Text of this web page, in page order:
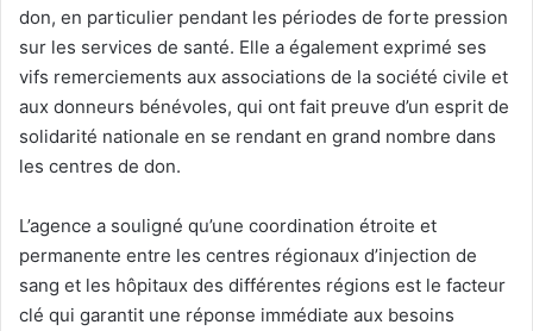
don, en particulier pendant les périodes de forte pression
sur les services de santé. Elle a également exprimé ses
vifs remerciements aux associations de la société civile et
aux donneurs bénévoles, qui ont fait preuve d’un esprit de
solidarité nationale en se rendant en grand nombre dans
les centres de don.
L’agence a souligné qu’une coordination étroite et
permanente entre les centres régionaux d’injection de
sang et les hôpitaux des différentes régions est le facteur
clé qui garantit une réponse immédiate aux besoins